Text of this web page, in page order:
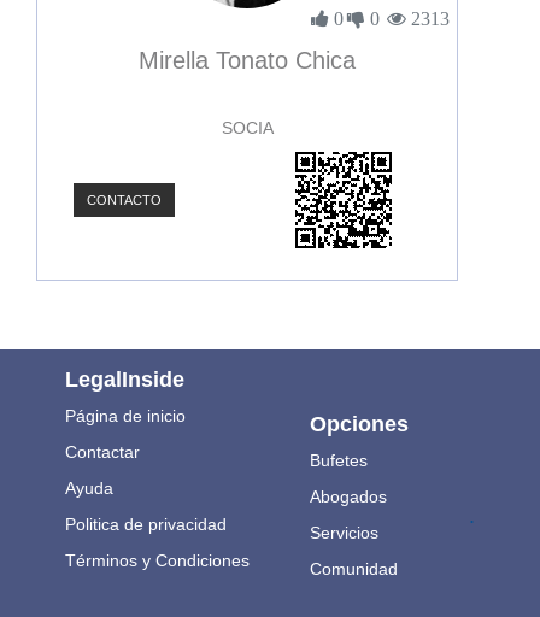
0 0 2313
Mirella Tonato Chica
SOCIA
CONTACTO
LegalInside
Página de inicio
Contactar
Ayuda
Politica de privacidad
Términos y Condiciones
Opciones
Bufetes
Abogados
Servicios
Comunidad
.